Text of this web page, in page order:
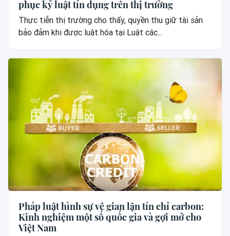
phục kỷ luật tín dụng trên thị trường
Thực tiễn thị trường cho thấy, quyền thu giữ tài sản
bảo đảm khi được luật hóa tại Luật các...
Pháp luật hình sự về gian lận tín chỉ carbon:
Kinh nghiệm một số quốc gia và gợi mở cho
Việt Nam